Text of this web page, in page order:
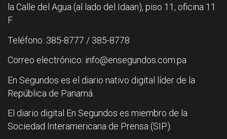
la Calle del Agua (al lado del Idaan), piso 11, oficina 11
F.
Teléfono: 385-8777 / 385-8778
Correo electrónico: info@ensegundos.com.pa
En Segundos es el diario nativo digital líder de la
República de Panamá.
El diario digital En Segundos es miembro de la
Sociedad Interamericana de Prensa (SIP).